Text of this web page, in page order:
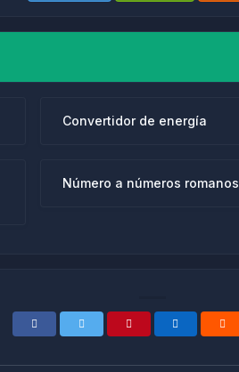
Convertidor de energía
Número a números romanos